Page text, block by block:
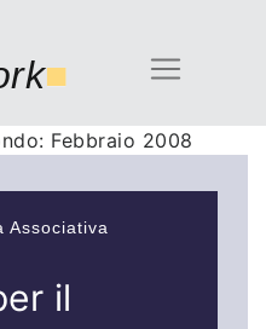
■
Febbraio 2008
Associativa
il